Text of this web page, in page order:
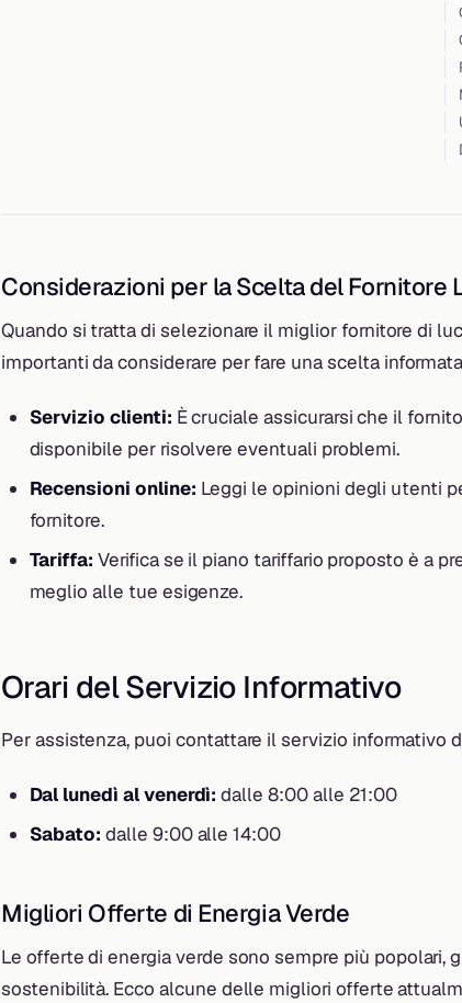
Considerazioni per la Scelta del Fornitore
Quando si tratta di selezionare il miglior fornitore di
importanti da considerare per fare una scelta
Servizio clienti: È cruciale assicurarsi che il
disponibile per risolvere eventuali problemi.
Recensioni online: Leggi le opinioni degli utenti
fornitore.
Tariffa: Verifica se il piano tariffario proposto è a
meglio alle tue esigenze.
Orari del Servizio Informativo
Per assistenza, puoi contattare il servizio informativo
Dal lunedì al venerdì: dalle 8:00 alle 21:00
Sabato: dalle 9:00 alle 14:00
Migliori Offerte di Energia Verde
Le offerte di energia verde sono sempre più popolari,
sostenibilità. Ecco alcune delle migliori offerte